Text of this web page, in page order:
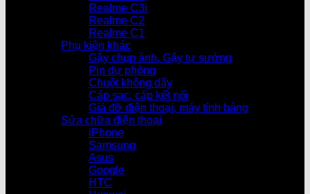
Realme C3i
Realme C2
Realme C1
Phụ kiện khác
Gậy chụp ảnh, Gậy tự sướng
Pin dự phòng
Chuột không dây
Cáp sạc, cáp kết nối
Giá đỡ điện thoại, máy tính bảng
Sửa chữa điện thoại
iPhone
Samsung
Asus
Google
HTC